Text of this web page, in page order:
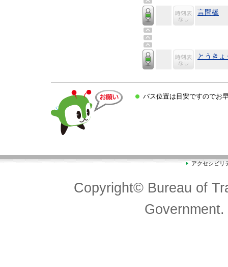
言問橋
とうき
バス位置は目安ですのでお
アクセシビリ
Copyright© Bureau of